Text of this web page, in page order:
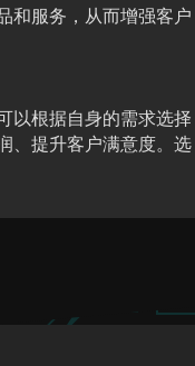
和服务，从而增强客户
以根据自身的需求选择
、提升客户满意度。选